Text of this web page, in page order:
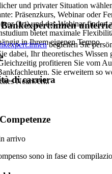
und privater Situation
Präsenzkurs, Webinar oder
Ort) und das Webinar finden
bietet maximale
in Ihrem eigenen Tempo.
begleiten Sie
dabei, Ihr theoretisches Wissen
profitieren Sie vom
Sie erweitern so
Netzwerk.
di carriera
arrivo
sono in fase di